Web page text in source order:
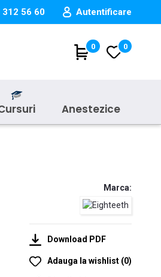
312 56 60 Autentificare
0) 0
Anestezice
Marca:
Download PDF
Adauga la wishlist (0)